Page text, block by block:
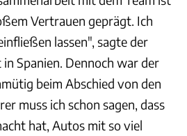
Vertrauen geprägt. Ich
lassen", sagte der
Spanien. Dennoch war der
beim Abschied von den
muss ich schon sagen, dass
hat, Autos mit so viel